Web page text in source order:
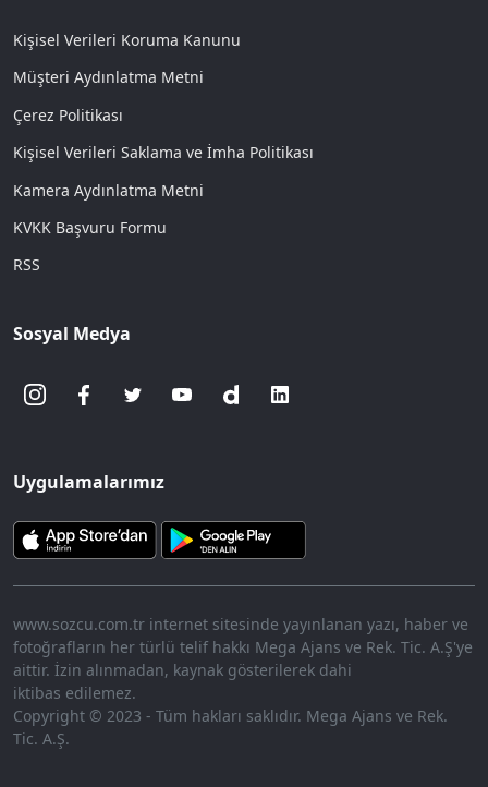
Kişisel Verileri Koruma Kanunu
Müşteri Aydınlatma Metni
Çerez Politikası
Kişisel Verileri Saklama ve İmha Politikası
Kamera Aydınlatma Metni
KVKK Başvuru Formu
RSS
Sosyal Medya
Uygulamalarımız
www.sozcu.com.tr internet sitesinde yayınlanan yazı, haber ve
fotoğrafların her türlü telif hakkı Mega Ajans ve Rek. Tic. A.Ş'ye
aittir. İzin alınmadan, kaynak gösterilerek dahi
iktibas edilemez.
Copyright © 2023 - Tüm hakları saklıdır. Mega Ajans ve Rek.
Tic. A.Ş.